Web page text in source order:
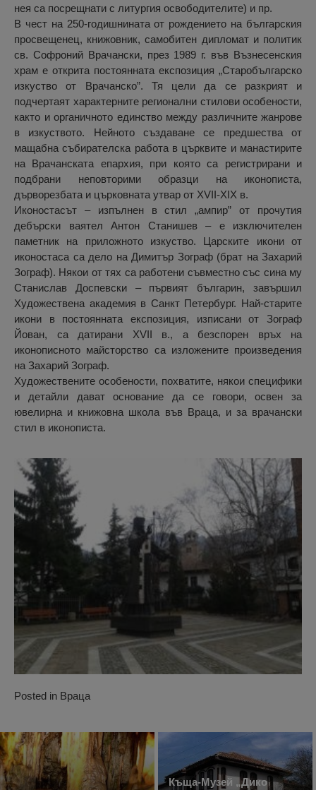
нея са посрещнати с литургия освободителите) и пр.
В чест на 250-годишнината от рождението на българския
просвещенец, книжовник, самобитен дипломат и политик
св. Софроний Врачански, през 1989 г. във Възнесенския
храм е открита постоянната експозиция „Старобългарско
изкуство от Врачанско”. Тя цели да се разкрият и
подчертаят характерните регионални стилови особености,
както и органичното единство между различните жанрове
в изкуството. Нейното създаване се предшества от
мащабна събирателска работа в църквите и манастирите
на Врачанската епархия, при която са регистрирани и
подбрани неповторими образци на иконописта,
дърворезбата и църковната утвар от XVII-XІХ в.
Иконостасът – изпълнен в стил „ампир” от прочутия
дебърски ваятел Антон Станишев – е изключителен
паметник на приложното изкуство. Царските икони от
иконостаса са дело на Димитър Зограф (брат на Захарий
Зограф). Някои от тях са работени съвместно със сина му
Станислав Доспевски – първият българин, завършил
Художествена академия в Санкт Петербург. Най-старите
икони в постоянната експозиция, изписани от Зограф
Йован, са датирани ХVІІ в., а безспорен връх на
иконописното майсторство са изложените произведения
на Захарий Зограф.
Художествените особености, похватите, някои специфики
и детайли дават основание да се говори, освен за
ювелирна и книжовна школа във Враца, и за врачански
стил в иконописта.
Posted in Враца
Къща-Музей „Дико